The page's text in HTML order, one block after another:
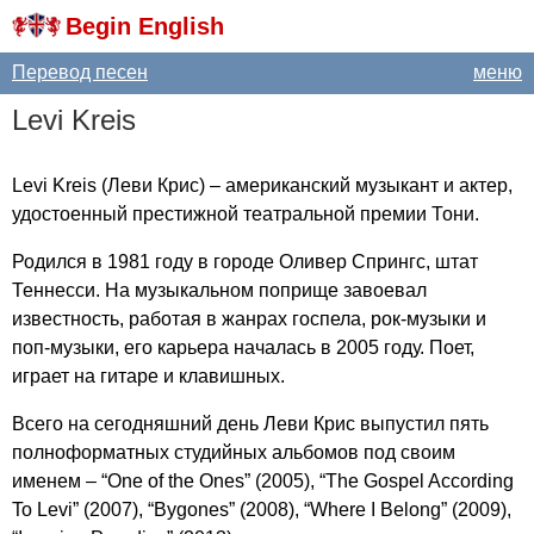
Begin English
меню
Перевод песен
Levi Kreis
Levi Kreis (Леви Крис) – американский музыкант и актер,
удостоенный престижной театральной премии Тони.
Родился в 1981 году в городе Оливер Спрингс, штат
Теннесси. На музыкальном поприще завоевал
известность, работая в жанрах госпела, рок-музыки и
поп-музыки, его карьера началась в 2005 году. Поет,
играет на гитаре и клавишных.
Всего на сегодняшний день Леви Крис выпустил пять
полноформатных студийных альбомов под своим
именем – “One of the Ones” (2005), “The Gospel According
To Levi” (2007), “Bygones” (2008), “Where Belong” (2009),